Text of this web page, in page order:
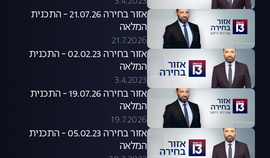
אזור בחירה 21.07.26 - התכנית
המלאה
21.7.2026
אזור בחירה 02.02.23 - התכנית
המלאה
3.4.2023
אזור בחירה 19.07.26 - התכנית
המלאה
19.7.2026
אזור בחירה 05.02.23 - התכנית
המלאה